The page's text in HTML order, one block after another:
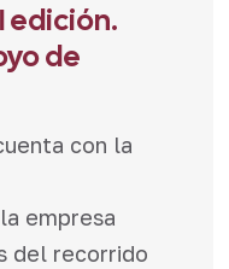
edición.
de
con la
empresa
del recorrido